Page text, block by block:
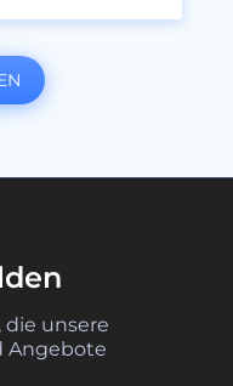
die unsere
Angebote